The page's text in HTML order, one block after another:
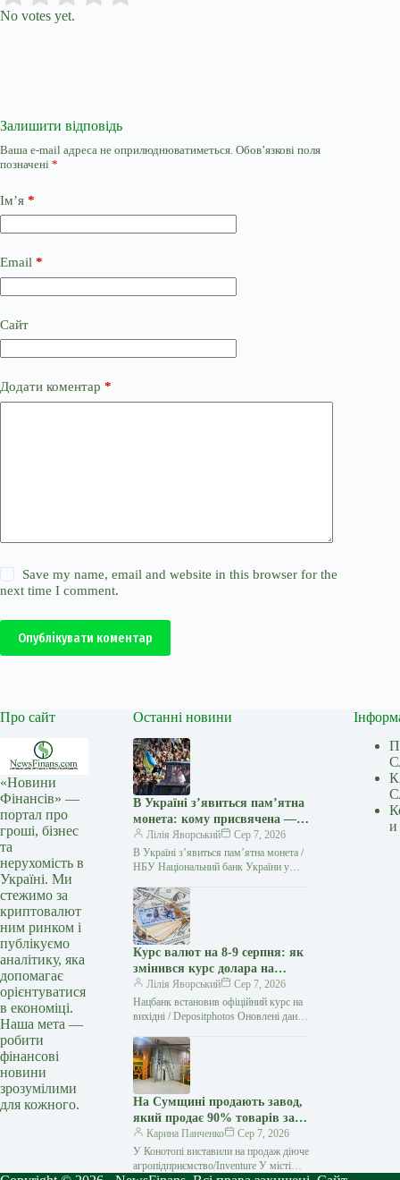
No votes yet.
Залишити відповідь
Ваша e-mail адреса не оприлюднюватиметься. Обов’язкові поля
позначені *
Ім’я *
Email *
Сайт
Додати коментар *
Save my name, email and website in this browser for the
next time I comment.
Опублікувати коментар
Про сайт
«Новини
Фінансів» —
портал про
гроші, бізнес
та
нерухомість в
Україні. Ми
стежимо за
криптовалют
ним ринком і
публікуємо
аналітику, яка
допомагає
орієнтуватися
в економіці.
Наша мета —
робити
фінансові
новини
зрозумілими
для кожного.
Останні новини
В Україні з’явиться пам’ятна
монета: кому присвячена —
Delo.ua
Лілія Яворський
Сер 7, 2026
В Україні з’явиться пам’ятна монета /
НБУ Національний банк України у
присвячену Папі Римському Іоанну…
Курс валют на 8-9 серпня: як
змінився курс долара на
вихідні?
Лілія Яворський
Сер 7, 2026
Нацбанк встановив офіційний курс на
вихідні / Depositphotos Оновлені дані
Перевірте вартість долара та євро…
На Сумщині продають завод,
який продає 90% товарів за
кордон
Карина Панченко
Сер 7, 2026
У Конотопі виставили на продаж діюче
агропідприємство/Inventure У місті
и